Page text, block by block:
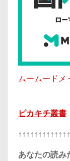
ムームードメ
ピカキチ叢書
↑↑↑↑↑↑↑↑↑↑↑↑↑
あなたの読み